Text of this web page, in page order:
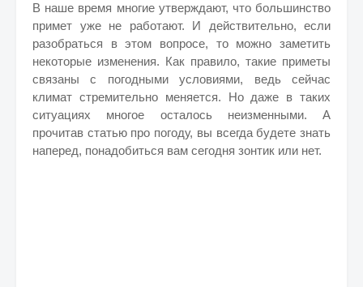
В наше время многие утверждают, что большинство
примет уже не работают. И действительно, если
разобраться в этом вопросе, то можно заметить
некоторые изменения. Как правило, такие приметы
связаны с погодными условиями, ведь сейчас
климат стремительно меняется. Но даже в таких
ситуациях многое осталось неизменными. А
прочитав статью про погоду, вы всегда будете знать
наперед, понадобиться вам сегодня зонтик или нет.